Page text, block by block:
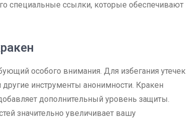
специальные ссылки, которые обеспечивают
особого внимания. Для избегания утечек
инструменты анонимности. Кракен
дополнительный уровень защиты.
значительно увеличивает вашу